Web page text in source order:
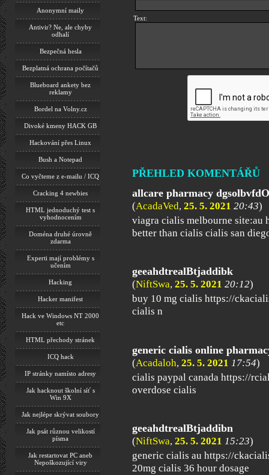
Anonymní maily
Antivir? Ne, ale chyby
odhalí
Bezpečná hesla
Bezplatná ochrana počítačů
Blueboard ankety bez
reklamy
Bordel na Volny.cz
Divoké kmeny HACK GB
Hackování přes Linux
Bush a Notepad
Co vyčteme z e-mailu / ICQ
Cracking 4 newbies
HTML jednoduchý test s
vyhodnocením
Doména druhé úrovně
zdarma
Experti mají problémy s
učením
Hacking
Hacker manifest
Hack ve Windows NT 2000
etc
HTML přechody stránek
ICQ hack
IP stránky namísto adresy
Jak hacknout školní síť s
Win 9X
Jak nejlépe skrývat soubory
Jak psát různou velikostí
písma
Jak restartovat PC aneb
Nepoškozující viry
Text:
PŘEHLED KOMENTÁŘŮ
allcare pharmacy
(AcadaVed, 25. 5. 2021 20:43)
viagra cialis melbourne
better than cialis cialis san
geeahdtrealBtjaddibk
(NiftSwa, 25. 5. 2021 20:12)
buy 10 mg cialis https://
cialis n
generic cialis online
(Acadaloh, 25. 5. 2021 17:54)
cialis paypal canada https://
overdose cialis
geeahdtrealBtjaddibn
(NiftSwa, 25. 5. 2021 15:23)
generic cialis au https://
20mg cialis 36 hour dosage